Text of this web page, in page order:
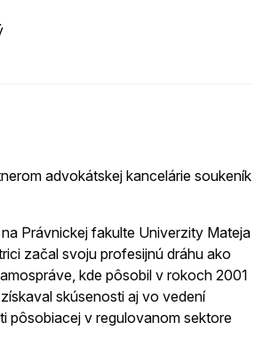
advokátskej kancelárie soukeník
Právnickej fakulte Univerzity Mateja
začal svoju profesijnú dráhu ako
kde pôsobil v rokoch 2001
skúsenosti aj vo vedení
pôsobiacej v regulovanom sektore